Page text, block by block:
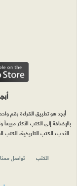
أبجد هو تطبيق القراءة رقم
بالإضافة إلى الكتب الأكثر
الأدب، الكتب التاريخية،
الكتب
تواصل معنا